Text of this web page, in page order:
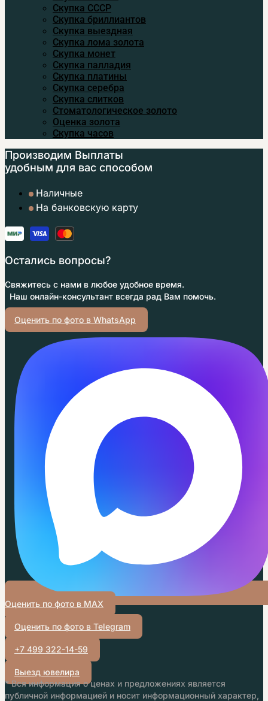
Скупка CCСР
Скупка бриллиантов
Скупка выездная
Скупка лома золота
Скупка монет
Скупка палладия
Скупка платины
Скупка серебра
Скупка слитков
Стоматологическое золото
Оценка золота
Скупка часов
Производим Выплаты
удобным для вас способом
Наличные
На банковскую карту
Остались вопросы?
Свяжитесь с нами в любое удобное время.
Наш онлайн-консультант всегда рад Вам помочь.
Оценить по фото в WhatsApp
Оценить по фото в MAX
Оценить по фото в Telegram
+7 499 322-14-59
Выезд ювелира
* Вся информация о ценах и предложениях является
публичной информацией и носит информационный характер,